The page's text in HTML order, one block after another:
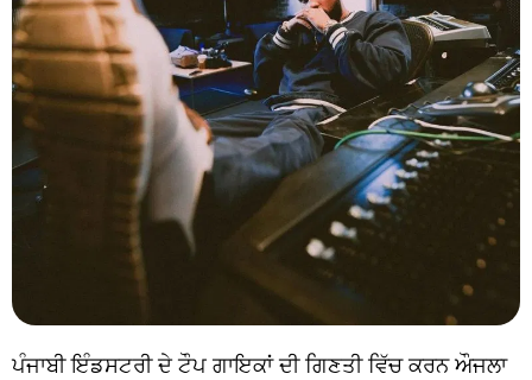
ਪੰਜਾਬੀ ਇੰਡਸਟਰੀ ਦੇ ਟੌਪ ਗਾਇਕਾਂ ਦੀ ਗਿਣਤੀ ਵਿੱਚ ਕਰਨ ਔਜਲਾ